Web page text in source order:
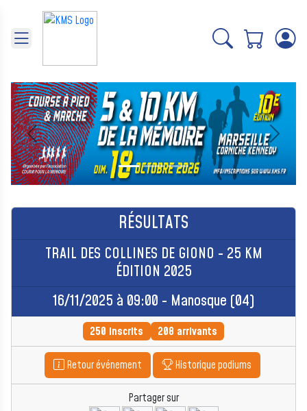
Précédent Suivant
RÉSULTATS
TRAIL DES COLLINES DE GIONO - 25 KM
ÉDITION 2025
16/11/2025 à 09:00 - Manosque (04)
250 inscrits 208 arrivants
Retour événement Historique podiums
Partager sur
Panneau de gestion des cookies